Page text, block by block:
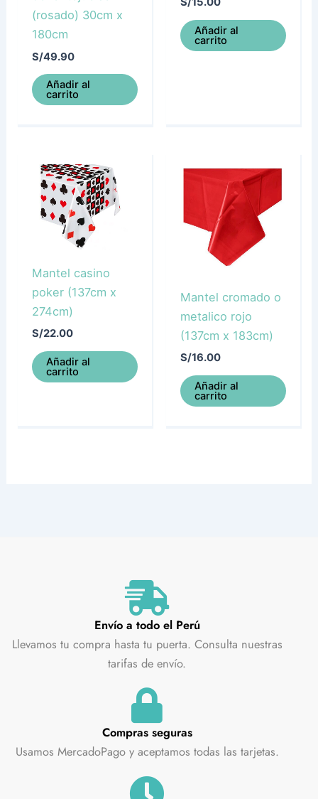
(rosado) 30cm x
180cm
S/49.90
Añadir al
carrito
Añadir al
carrito
Mantel casino
poker (137cm x
274cm)
S/22.00
Añadir al
carrito
Mantel cromado o
metalico rojo
(137cm x 183cm)
S/16.00
Añadir al
carrito
Envío a todo el Perú
Llevamos tu compra hasta tu puerta. Consulta nuestras
tarifas de envío.
Compras seguras
Usamos MercadoPago y aceptamos todas las tarjetas.